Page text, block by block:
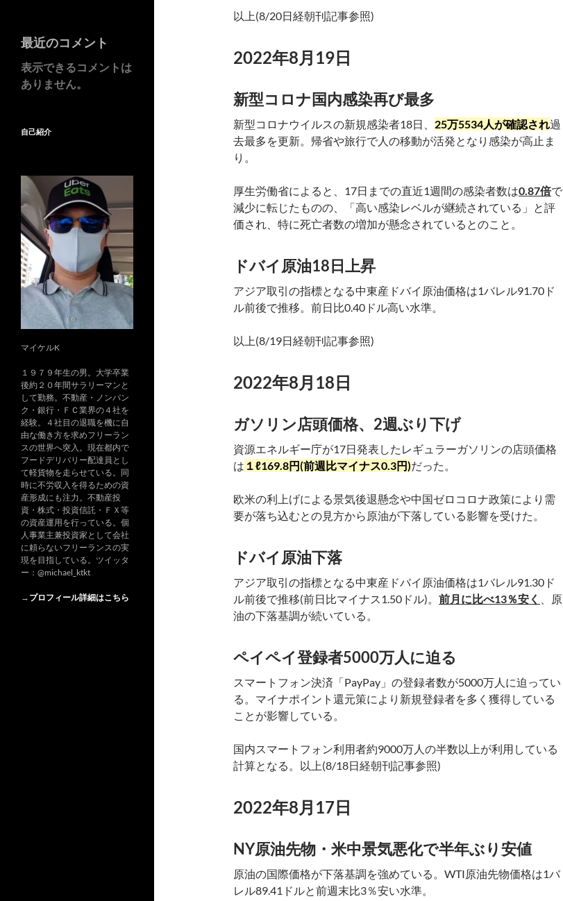
以上(8/20日経朝刊記事参照)
2022年8月19日
新型コロナ国内感染再び最多
新型コロナウイルスの新規感染者18日、 25万5534人が確認され過
去最多を更新。帰省や旅行で人の移動が活発となり感染が高止ま
り。
厚生労働省によると、17日までの直近1週間の感染者数は0.87倍で
減少に転じたものの、「高い感染レベルが継続されている」と評
価され、特に死亡者数の増加が懸念されているとのこと。
ドバイ原油18日上昇
アジア取引の指標となる中東産ドバイ原油価格は1バレル91.70ド
ル前後で推移。前日比0.40ドル高い水準。
以上(8/19日経朝刊記事参照)
2022年8月18日
ガソリン店頭価格、2週ぶり下げ
資源エネルギー庁が17日発表したレギュラーガソリンの店頭価格
は １ℓ169.8円(前週比マイナス0.3円)だった。
欧米の利上げによる景気後退懸念や中国ゼロコロナ政策により需
要が落ち込むとの見方から原油が下落している影響を受けた。
ドバイ原油下落
アジア取引の指標となる中東産ドバイ原油価格は1バレル91.30ド
ル前後で推移(前日比マイナス1.50ドル)。 前月に比べ13％安く
、原
油の下落基調が続いている。
ペイペイ登録者5000万人に迫る
スマートフォン決済「PayPay」の登録者数が5000万人に迫ってい
る。マイナポイント還元策により新規登録者を多く獲得している
ことが影響している。
国内スマートフォン利用者約9000万人の半数以上が利用している
計算となる。以上(8/18日経朝刊記事参照)
2022年8月17日
NY原油先物・米中景気悪化で半年ぶり安値
原油の国際価格が下落基調を強めている。WTI原油先物価格は1バ
レル89.41ドルと前週末比3％安い水準。
最近のコメント
表示できるコメントは
ありません。
自己紹介
マイケルK
１９７９年生の男。大学卒業
後約２０年間サラリーマンと
して勤務。不動産・ノンバン
ク・銀行・ＦＣ業界の４社を
経験。４社目の退職を機に自
由な働き方を求めフリーラン
スの世界へ突入。現在都内で
フードデリバリー配達員とし
て軽貨物を走らせている。同
時に不労収入を得るための資
産形成にも注力。不動産投
資・株式・投資信託・ＦＸ等
の資産運用を行っている。個
人事業主兼投資家として会社
に頼らないフリーランスの実
現を目指している。ツイッタ
ー：@michael_ktkt
→ プロフィール詳細はこちら